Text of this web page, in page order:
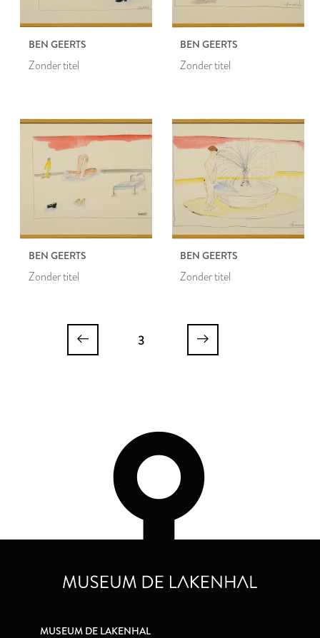
BEN GEERTS
Zonder titel
BEN GEERTS
Zonder titel
BEN GEERTS
Zonder titel
BEN GEERTS
Zonder titel
3
MUSEUM DE LAKENHAL